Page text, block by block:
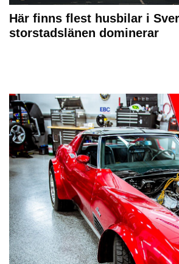
Här finns flest husbilar i
storstadslänen dominerar